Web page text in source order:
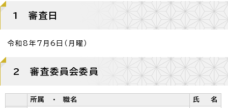
1 審査日
令和8年7月6日（月曜）
2 審査委員会委員
所属 ・ 職名
氏 名